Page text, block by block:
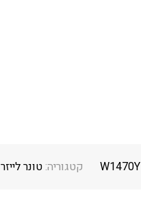
W1470Y קטגוריה: טונר לייזר HP